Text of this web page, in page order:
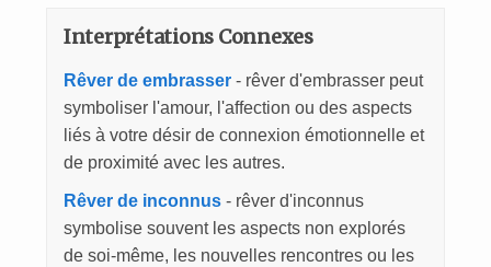
Interprétations Connexes
Rêver de embrasser- rêver d'embrasser peut
symboliser l'amour, l'affection ou des aspects
liés à votre désir de connexion émotionnelle et
de proximité avec les autres.
Rêver de inconnus- rêver d'inconnus
symbolise souvent les aspects non explorés
de soi-même, les nouvelles rencontres ou les